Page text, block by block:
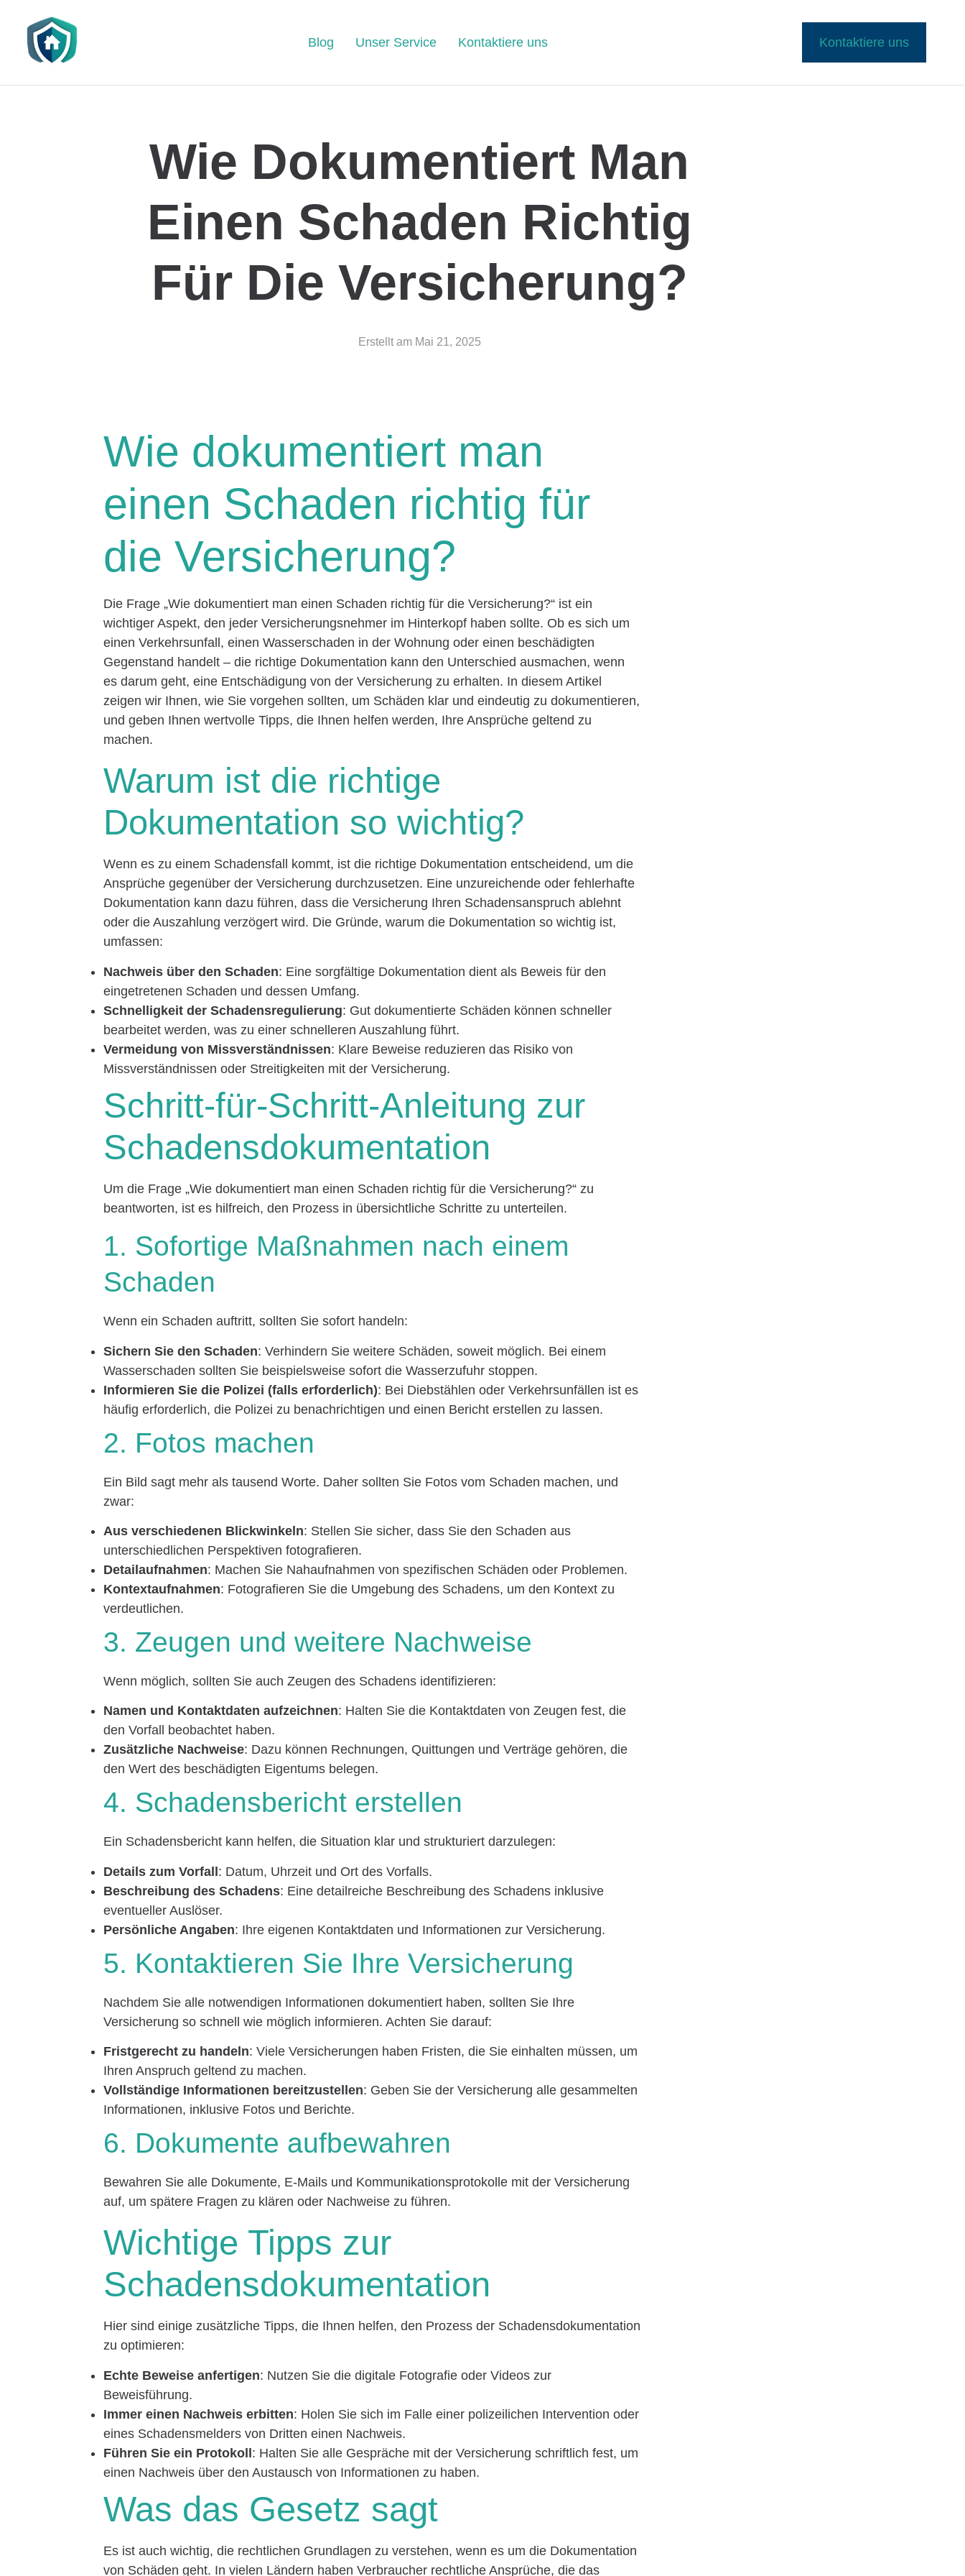
Blog Unser Service Kontaktiere uns Kontaktiere uns
Wie Dokumentiert Man
Einen Schaden Richtig
Für Die Versicherung?
Erstellt am Mai 21, 2025
Wie dokumentiert man
einen Schaden richtig für
die Versicherung?
Die Frage „Wie dokumentiert man einen Schaden richtig für die Versicherung?“ ist ein
wichtiger Aspekt, den jeder Versicherungsnehmer im Hinterkopf haben sollte. Ob es sich um
einen Verkehrsunfall, einen Wasserschaden in der Wohnung oder einen beschädigten
Gegenstand handelt – die richtige Dokumentation kann den Unterschied ausmachen, wenn
es darum geht, eine Entschädigung von der Versicherung zu erhalten. In diesem Artikel
zeigen wir Ihnen, wie Sie vorgehen sollten, um Schäden klar und eindeutig zu dokumentieren,
und geben Ihnen wertvolle Tipps, die Ihnen helfen werden, Ihre Ansprüche geltend zu
machen.
Warum ist die richtige
Dokumentation so wichtig?
Wenn es zu einem Schadensfall kommt, ist die richtige Dokumentation entscheidend, um die
Ansprüche gegenüber der Versicherung durchzusetzen. Eine unzureichende oder fehlerhafte
Dokumentation kann dazu führen, dass die Versicherung Ihren Schadensanspruch ablehnt
oder die Auszahlung verzögert wird. Die Gründe, warum die Dokumentation so wichtig ist,
umfassen:
Nachweis über den Schaden: Eine sorgfältige Dokumentation dient als Beweis für den
eingetretenen Schaden und dessen Umfang.
Schnelligkeit der Schadensregulierung: Gut dokumentierte Schäden können schneller
bearbeitet werden, was zu einer schnelleren Auszahlung führt.
Vermeidung von Missverständnissen: Klare Beweise reduzieren das Risiko von
Missverständnissen oder Streitigkeiten mit der Versicherung.
Schritt-für-Schritt-Anleitung zur
Schadensdokumentation
Um die Frage „Wie dokumentiert man einen Schaden richtig für die Versicherung?“ zu
beantworten, ist es hilfreich, den Prozess in übersichtliche Schritte zu unterteilen.
1. Sofortige Maßnahmen nach einem
Schaden
Wenn ein Schaden auftritt, sollten Sie sofort handeln:
Sichern Sie den Schaden: Verhindern Sie weitere Schäden, soweit möglich. Bei einem
Wasserschaden sollten Sie beispielsweise sofort die Wasserzufuhr stoppen.
Informieren Sie die Polizei (falls erforderlich): Bei Diebstählen oder Verkehrsunfällen ist es
häufig erforderlich, die Polizei zu benachrichtigen und einen Bericht erstellen zu lassen.
2. Fotos machen
Ein Bild sagt mehr als tausend Worte. Daher sollten Sie Fotos vom Schaden machen, und
zwar:
Aus verschiedenen Blickwinkeln: Stellen Sie sicher, dass Sie den Schaden aus
unterschiedlichen Perspektiven fotografieren.
Detailaufnahmen: Machen Sie Nahaufnahmen von spezifischen Schäden oder Problemen.
Kontextaufnahmen: Fotografieren Sie die Umgebung des Schadens, um den Kontext zu
verdeutlichen.
3. Zeugen und weitere Nachweise
Wenn möglich, sollten Sie auch Zeugen des Schadens identifizieren:
Namen und Kontaktdaten aufzeichnen: Halten Sie die Kontaktdaten von Zeugen fest, die
den Vorfall beobachtet haben.
Zusätzliche Nachweise: Dazu können Rechnungen, Quittungen und Verträge gehören, die
den Wert des beschädigten Eigentums belegen.
4. Schadensbericht erstellen
Ein Schadensbericht kann helfen, die Situation klar und strukturiert darzulegen:
Details zum Vorfall: Datum, Uhrzeit und Ort des Vorfalls.
Beschreibung des Schadens: Eine detailreiche Beschreibung des Schadens inklusive
eventueller Auslöser.
Persönliche Angaben: Ihre eigenen Kontaktdaten und Informationen zur Versicherung.
5. Kontaktieren Sie Ihre Versicherung
Nachdem Sie alle notwendigen Informationen dokumentiert haben, sollten Sie Ihre
Versicherung so schnell wie möglich informieren. Achten Sie darauf:
Fristgerecht zu handeln: Viele Versicherungen haben Fristen, die Sie einhalten müssen, um
Ihren Anspruch geltend zu machen.
Vollständige Informationen bereitzustellen: Geben Sie der Versicherung alle gesammelten
Informationen, inklusive Fotos und Berichte.
6. Dokumente aufbewahren
Bewahren Sie alle Dokumente, E-Mails und Kommunikationsprotokolle mit der Versicherung
auf, um spätere Fragen zu klären oder Nachweise zu führen.
Wichtige Tipps zur
Schadensdokumentation
Hier sind einige zusätzliche Tipps, die Ihnen helfen, den Prozess der Schadensdokumentation
zu optimieren:
Echte Beweise anfertigen: Nutzen Sie die digitale Fotografie oder Videos zur
Beweisführung.
Immer einen Nachweis erbitten: Holen Sie sich im Falle einer polizeilichen Intervention oder
eines Schadensmelders von Dritten einen Nachweis.
Führen Sie ein Protokoll: Halten Sie alle Gespräche mit der Versicherung schriftlich fest, um
einen Nachweis über den Austausch von Informationen zu haben.
Was das Gesetz sagt
Es ist auch wichtig, die rechtlichen Grundlagen zu verstehen, wenn es um die Dokumentation
von Schäden geht. In vielen Ländern haben Verbraucher rechtliche Ansprüche, die das